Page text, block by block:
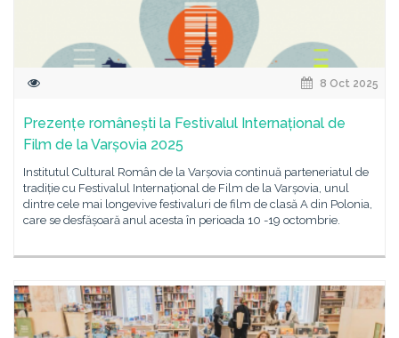
8 Oct 2025
Prezențe românești la Festivalul Internațional de
Film de la Varșovia 2025
Institutul Cultural Român de la Varșovia continuă parteneriatul de
tradiție cu Festivalul Internațional de Film de la Varșovia, unul
dintre cele mai longevive festivaluri de film de clasă A din Polonia,
care se desfășoară anul acesta în perioada 10 -19 octombrie.